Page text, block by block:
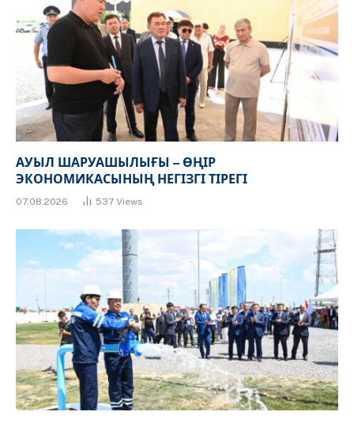
АУЫЛ ШАРУАШЫЛЫҒЫ – ӨҢІР
ЭКОНОМИКАСЫНЫҢ НЕГІЗГІ ТІРЕГІ
07.08.2026 537 Views